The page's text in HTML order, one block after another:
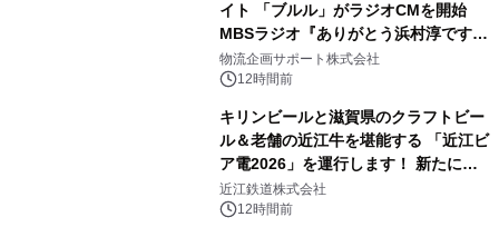
イト 「ブルル」がラジオCMを開始
MBSラジオ『ありがとう浜村淳です』
にて8月1日(土)より
物流企画サポート株式会社
12時間前
キリンビールと滋賀県のクラフトビー
ル＆老舗の近江牛を堪能する 「近江ビ
ア電2026」を運行します！ 新たに
「長濱浪漫ビール」が参加！キリン一
番搾り飲み放題が復活！
近江鉄道株式会社
12時間前